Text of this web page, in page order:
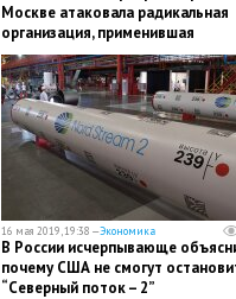
Москве атаковала радикальная
организация, применившая
дымовые шашки
16 мая 2019, 19:38 —Экономика
В России исчерпывающе
почему США не смогут
“Северный поток – 2”